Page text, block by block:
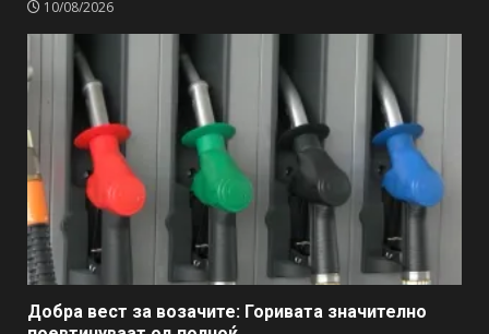
10/08/2026
Добра вест за возачите: Горивата значително